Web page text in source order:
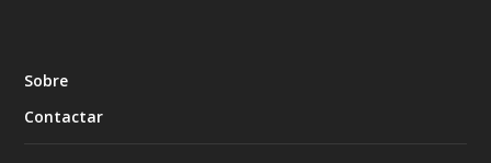
Sobre
Contactar